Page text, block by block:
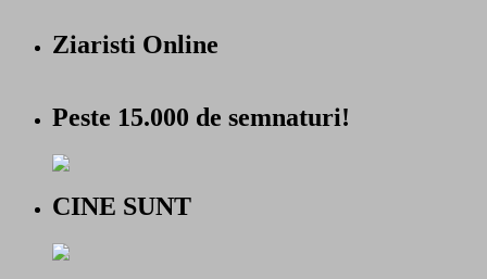
Ziaristi Online
Peste 15.000 de semnaturi!
CINE SUNT